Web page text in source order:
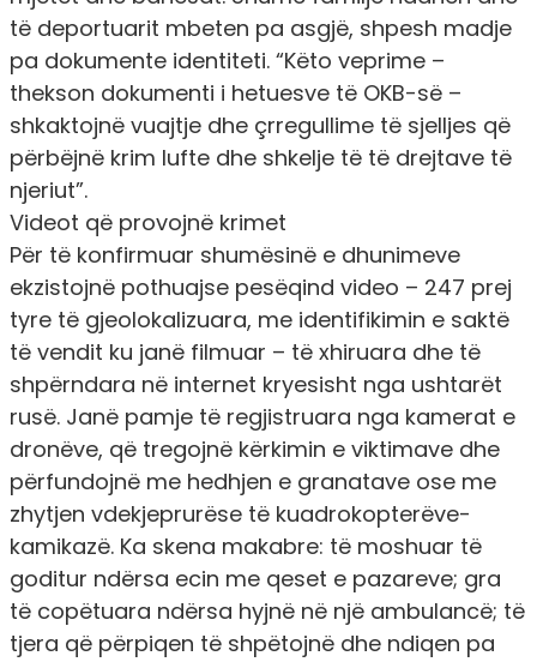
të deportuarit mbeten pa asgjë, shpesh madje
pa dokumente identiteti. “Këto veprime –
thekson dokumenti i hetuesve të OKB-së –
shkaktojnë vuajtje dhe çrregullime të sjelljes që
përbëjnë krim lufte dhe shkelje të të drejtave të
njeriut”.
Videot që provojnë krimet
Për të konfirmuar shumësinë e dhunimeve
ekzistojnë pothuajse pesëqind video – 247 prej
tyre të gjeolokalizuara, me identifikimin e saktë
të vendit ku janë filmuar – të xhiruara dhe të
shpërndara në internet kryesisht nga ushtarët
rusë. Janë pamje të regjistruara nga kamerat e
dronëve, që tregojnë kërkimin e viktimave dhe
përfundojnë me hedhjen e granatave ose me
zhytjen vdekjeprurëse të kuadrokopterëve-
kamikazë. Ka skena makabre: të moshuar të
goditur ndërsa ecin me qeset e pazareve; gra
të copëtuara ndërsa hyjnë në një ambulancë; të
tjera që përpiqen të shpëtojnë dhe ndiqen pa